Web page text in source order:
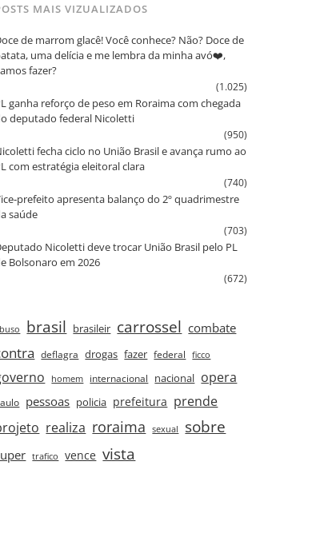
MAIS VIZUALIZADOS
de marrom glacê! Você conhece? Não? Doce de
uma delícia e me lembra da minha avó❤️,
fazer?
(1.025)
ganha reforço de peso em Roraima com chegada
deputado federal Nicoletti
(950)
fecha ciclo no União Brasil e avança rumo ao
com estratégia eleitoral clara
(740)
apresenta balanço do 2º quadrimestre
saúde
(703)
Nicoletti deve trocar União Brasil pelo PL
Bolsonaro em 2026
(672)
brasil brasileir carrossel combate
deflagra drogas fazer federal ficco
homem internacional nacional opera
pessoas policia prefeitura prende
realiza roraima sexual sobre
trafico vence vista